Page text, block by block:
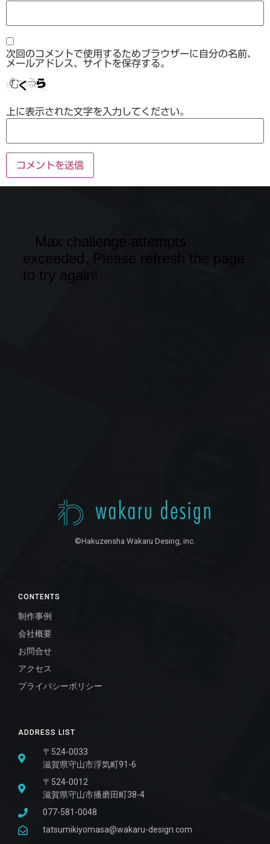
次回のコメントで使用するためブラウザーに自分の名前、
メールアドレス、サイトを保存する。
上に表示された文字を入力してください。
ADDRESS LIST
〒524-0033
滋賀県守山市浮気町91-6
〒524-0012
滋賀県守山市播磨田町38-4
077-581-0048
tatsumikiyomasa@wakaru-design.com
CONTENTS
制作事例
会社概要
お問合せ
アクセス
プライバシーポリシー
©Hakuzensha Wakaru Desing, inc.